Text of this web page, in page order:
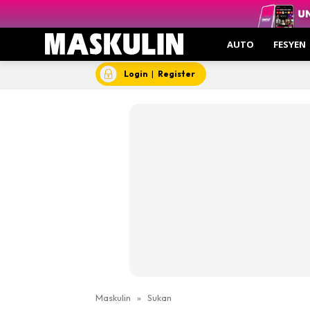
AUTO FESYEN
Login | Register
Maskulin » Sukan